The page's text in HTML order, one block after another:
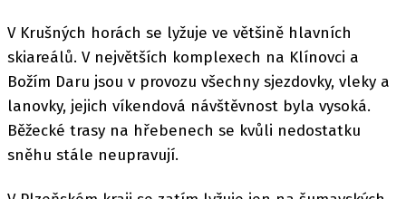
V Krušných horách se lyžuje ve většině hlavních
skiareálů. V největších komplexech na Klínovci a
Božím Daru jsou v provozu všechny sjezdovky, vleky a
lanovky, jejich víkendová návštěvnost byla vysoká.
Běžecké trasy na hřebenech se kvůli nedostatku
sněhu stále neupravují.